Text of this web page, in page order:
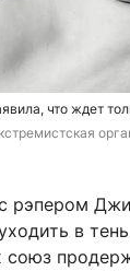
что ждет
рэпером
в